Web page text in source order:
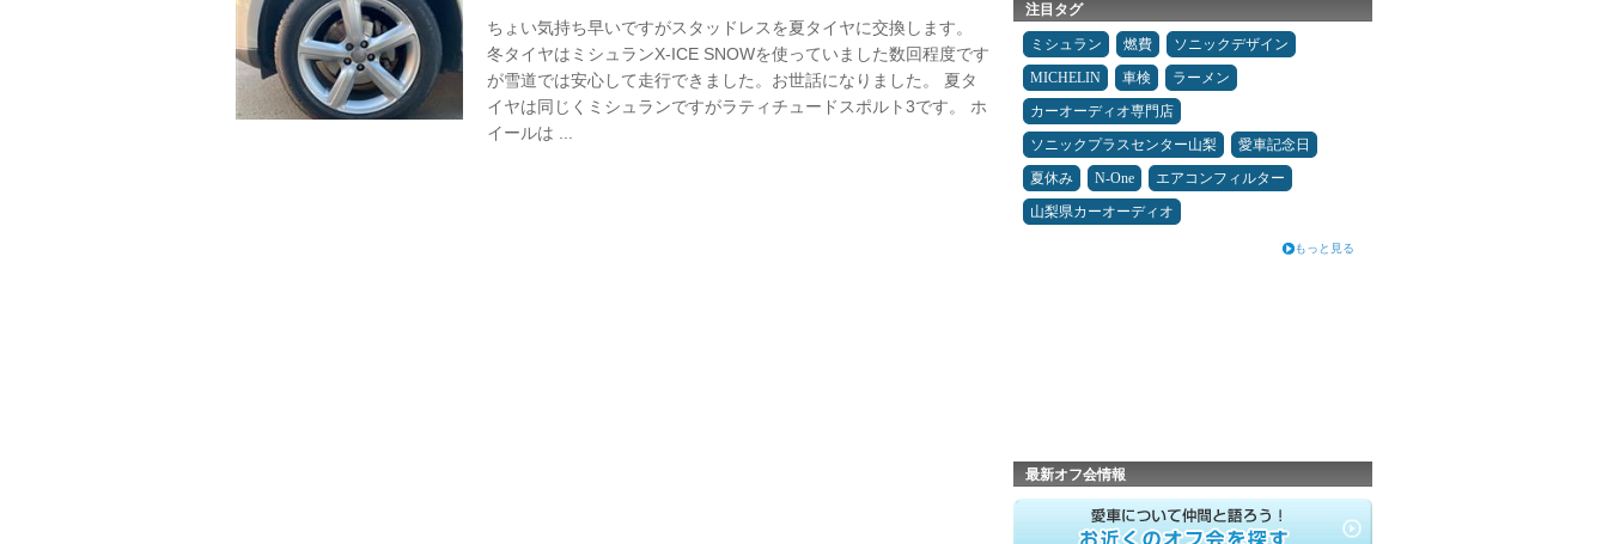
ちょい気持ち早いですがスタッドレスを夏タイヤに交換します。
冬タイヤはミシュランX-ICE SNOWを使っていました数回程度です
が雪道では安心して走行できました。お世話になりました。 夏タ
イヤは同じくミシュランですがラティチュードスポルト3です。 ホ
イールは ...
注目タグ
ミシュラン 燃費
ソニックデザイン
MICHELIN
車検
ラーメン
カーオーディオ専門店
ソニックプラスセンター山梨
愛車記念日
夏休み
N-One
エアコンフィルター
山梨県カーオーディオ
もっと見る
最新オフ会情報